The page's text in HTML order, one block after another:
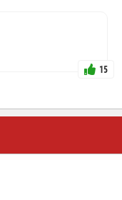
15